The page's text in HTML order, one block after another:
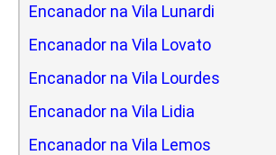
Encanador na Vila Lunardi
Encanador na Vila Lovato
Encanador na Vila Lourdes
Encanador na Vila Lidia
Encanador na Vila Lemos